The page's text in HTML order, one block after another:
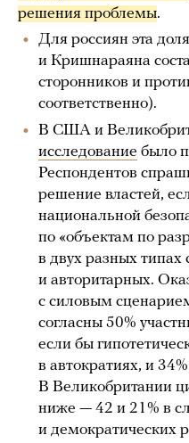
решения проблемы.
Для россиян эта
и Кришнараяна
сторонников и
соответственно).
В США и
исследование было
Респондентов
решение властей,
национальной
по «объектам по
в двух разных
и авторитарных.
с силовым
согласны 50%
если бы
в автократиях, и
В Великобритании
ниже — 42 и 21% в
и демократических